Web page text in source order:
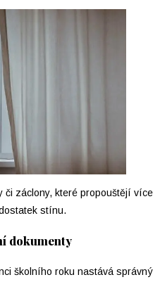
či záclony, které propouštějí více
stínu.
dokumenty
školního roku nastává správný